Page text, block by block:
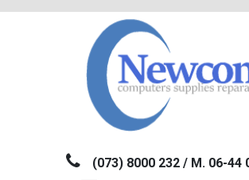
NEWCOM(073) 8000 232 / M. 06-44